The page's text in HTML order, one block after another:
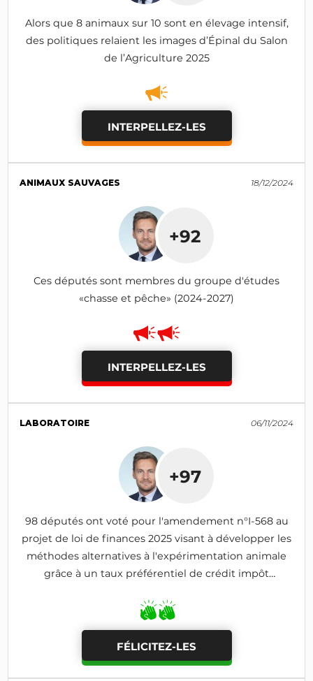
Alors que 8 animaux sur 10 sont en élevage intensif,
des politiques relaient les images d’Épinal du Salon
de l’Agriculture 2025
INTERPELLEZ-LES
ANIMAUX SAUVAGES 18/12/2024
+92
Ces députés sont membres du groupe d'études
«chasse et pêche» (2024-2027)
INTERPELLEZ-LES
LABORATOIRE 06/11/2024
+97
98 députés ont voté pour l'amendement n°I-568 au
projet de loi de finances 2025 visant à développer les
méthodes alternatives à l'expérimentation animale
grâce à un taux préférentiel de crédit impôt
FÉLICITEZ-LES